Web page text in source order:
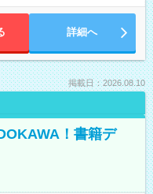
詳細へ
掲載日：2026.08.10
！書籍デ